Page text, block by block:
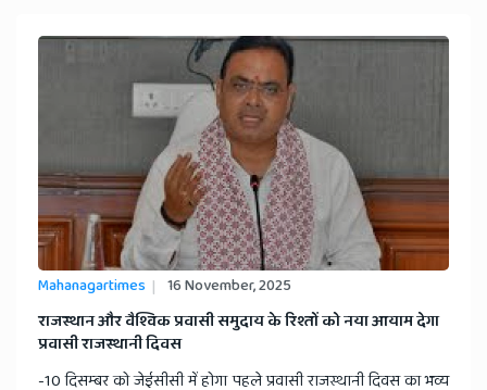
Mahanagartimes 16 November, 2025
राजस्थान और वैश्विक प्रवासी समुदाय के रिश्तों को नया आयाम देगा
प्रवासी राजस्थानी दिवस
-10 दिसम्बर को जेईसीसी में होगा पहले प्रवासी राजस्थानी दिवस का भव्य